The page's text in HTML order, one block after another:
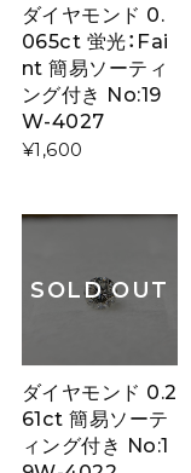
ダイヤモンド 0.
065ct 蛍光：Fai
nt 簡易ソーティ
ング付き No:19
W-4027
¥1,600
SOLD OUT
ダイヤモンド 0.2
61ct 簡易ソーテ
ィング付き No:1